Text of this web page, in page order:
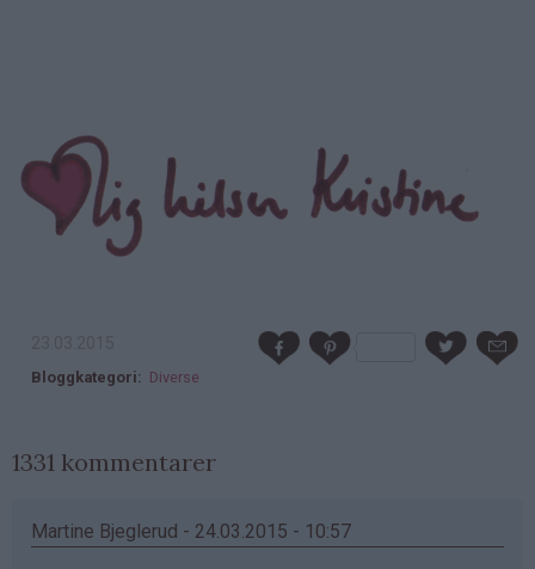
Bloggkategori Diverse
1331 kommentarer
Martine Bjeglerud - 24.03.2015 - 10:57